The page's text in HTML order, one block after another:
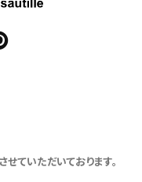
ていただいております。